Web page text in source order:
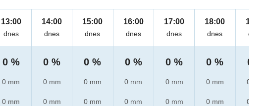
13:00
dnes
0 %
0 mm
0 mm
14:00
dnes
0 %
0 mm
0 mm
15:00
dnes
0 %
0 mm
0 mm
16:00
dnes
0 %
0 mm
0 mm
17:00
dnes
0 %
0 mm
0 mm
18:00
dnes
0 %
0 mm
0 mm
19:00
dnes
0 %
0 mm
0 mm